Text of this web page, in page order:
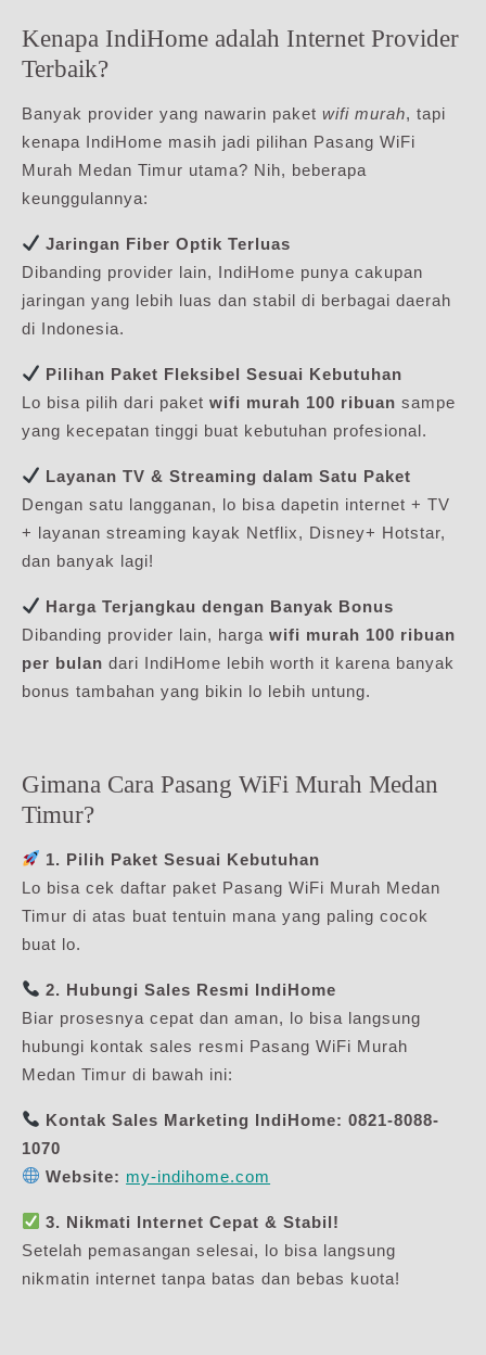
Kenapa IndiHome adalah Internet Provider
Terbaik?
Banyak provider yang nawarin paket wifi murah, tapi
kenapa IndiHome masih jadi pilihan Pasang WiFi
Murah Medan Timur utama? Nih, beberapa
keunggulannya:
Jaringan Fiber Optik Terluas
Dibanding provider lain, IndiHome punya cakupan
jaringan yang lebih luas dan stabil di berbagai daerah
di Indonesia.
Pilihan Paket Fleksibel Sesuai Kebutuhan
Lo bisa pilih dari paket wifi murah 100 ribuan sampe
yang kecepatan tinggi buat kebutuhan profesional.
Layanan TV & Streaming dalam Satu Paket
Dengan satu langganan, lo bisa dapetin internet + TV
+ layanan streaming kayak Netflix, Disney+ Hotstar,
dan banyak lagi!
Harga Terjangkau dengan Banyak Bonus
Dibanding provider lain, harga wifi murah 100 ribuan
per bulan dari IndiHome lebih worth it karena banyak
bonus tambahan yang bikin lo lebih untung.
Gimana Cara Pasang WiFi Murah Medan
Timur?
1. Pilih Paket Sesuai Kebutuhan
Lo bisa cek daftar paket Pasang WiFi Murah Medan
Timur di atas buat tentuin mana yang paling cocok
buat lo.
2. Hubungi Sales Resmi IndiHome
Biar prosesnya cepat dan aman, lo bisa langsung
hubungi kontak sales resmi Pasang WiFi Murah
Medan Timur di bawah ini:
Kontak Sales Marketing IndiHome: 0821-8088-
1070
Website: my-indihome.com
3. Nikmati Internet Cepat & Stabil!
Setelah pemasangan selesai, lo bisa langsung
nikmatin internet tanpa batas dan bebas kuota!